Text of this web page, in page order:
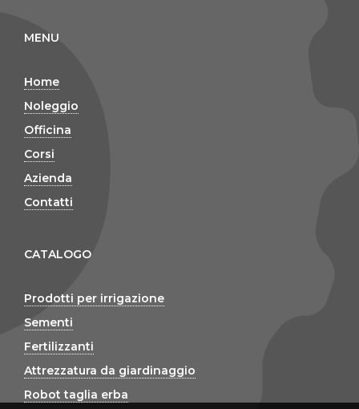
MENU
Home
Noleggio
Officina
Corsi
Azienda
Contatti
CATALOGO
Prodotti per irrigazione
Sementi
Fertilizzanti
Attrezzatura da giardinaggio
Robot taglia erba